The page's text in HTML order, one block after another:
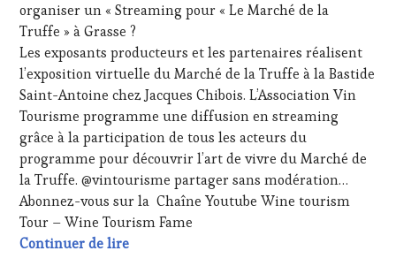
TERROIR,
RESTAURATEUR,
CHEF,
CUISINIER,
ŒNOLOGUE,
SOMMELIER
SALONS
INTERNATIONAUX,
VIGNOBLES,
WINE
TASTING
VOUCHER,
WINE
TOURISM
organiser un « Streaming pour « Le Marché de la
Truffe » à Grasse ?
Les exposants producteurs et les partenaires réalisent
l’exposition virtuelle du Marché de la Truffe à la Bastide
Saint-Antoine chez Jacques Chibois. L’Association Vin
Tourisme programme une diffusion en streaming
grâce à la participation de tous les acteurs du
programme pour découvrir l’art de vivre du Marché de
la Truffe. @vintourisme partager sans modération…
Abonnez-vous sur la Chaîne Youtube Wine tourism
Tour – Wine Tourism Fame
Continuer de lireCommuniqué de presse : RDV 20 février